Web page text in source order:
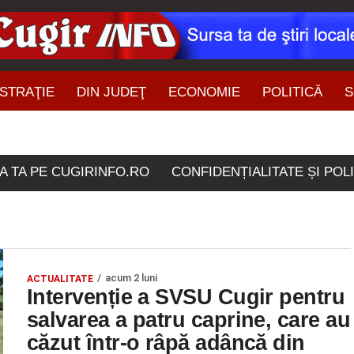
DIN JUDEŢ ECONOMIE POLITICĂ
TA PE CUGIRINFO.RO CONFIDENȚIALITATE ȘI
etichetate "zos sub
ACTUALITATE acum 2 luni
Intervenție a SVSU Cugir pentru
salvarea a patru caprine, care au
căzut într-o râpă adâncă din